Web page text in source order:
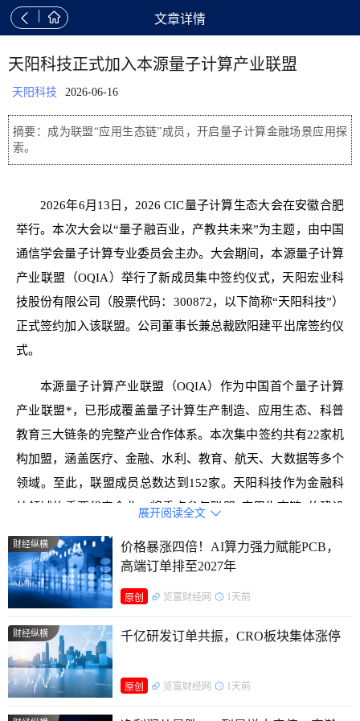
  文章详情
天阳科技正式加入本源量子计算产业联盟
天阳科技 2026-06-16
摘要：成为联盟“应用生态链”成员，开启量子计算金融场景应用探
索。
2026年6月13日，2026 CIC量子计算生态大会在安徽合肥
举行。本次大会以“量子融百业，产教共未来”为主题，由中国
通信学会量子计算专业委员会主办。大会期间，本源量子计算
产业联盟（OQIA）举行了新成员集中签约仪式，天阳宏业科
技股份有限公司（股票代码：300872，以下简称“天阳科技”）
正式签约加入该联盟。公司董事长兼总裁欧阳建平出席签约仪
式。
本源量子计算产业联盟（OQIA）作为中国首个量子计算
产业联盟*，已形成覆盖量子计算生产制造、应用生态、科普
教育三大链条的完整产业合作体系。本次集中签约共有22家机
构加盟，涵盖医疗、金融、水利、教育、航天、大数据等多个
领域。至此，联盟成员总数达到152家。天阳科技作为金融科
技领域的重要代表企业，将重点参与联盟“应用生态链”的建设
大会期间，中国科学院院士郭光灿在致辞中指出，量子计
算正在与人工智能、生物医药、金融科技等领域加速交叉融
会主任委员、中国科学技术大学教授郭国平也表示，联盟持续
扩容将为量子计算融入千行百业打开丰富应用场景，加速量子
算力的规模化落地。
展开阅读全文 
财经纵横
价格暴涨四倍！AI算力强力赋能PCB，
高端订单排至2027年
原创 览富财经网 1天前
财经纵横 千亿研发订单共振，CRO板块集体涨停
原创 览富财经网 1天前